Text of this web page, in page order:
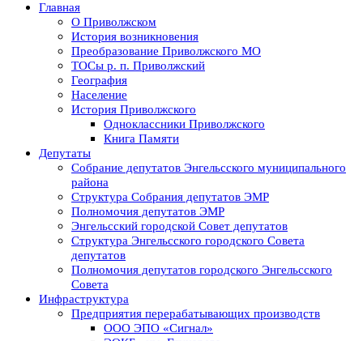
Главная
О Приволжском
История возникновения
Преобразование Приволжского МО
ТОСы р. п. Приволжский
География
Население
История Приволжского
Одноклассники Приволжского
Книга Памяти
Депутаты
Собрание депутатов Энгельсского муниципального
района
Структура Собрания депутатов ЭМР
Полномочия депутатов ЭМР
Энгельсский городской Совет депутатов
Структура Энгельсского городского Совета
депутатов
Полномочия депутатов городского Энгельсского
Совета
Инфраструктура
Предприятия перерабатывающих производств
ООО ЭПО «Сигнал»